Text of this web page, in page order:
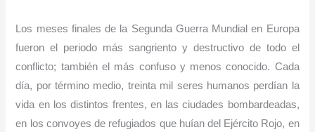
Los meses finales de la Segunda Guerra Mundial en Europa
fueron el periodo más sangriento y destructivo de todo el
conflicto; también el más confuso y menos conocido. Cada
día, por término medio, treinta mil seres humanos perdían la
vida en los distintos frentes, en las ciudades bombardeadas,
en los convoyes de refugiados que huían del Ejército Rojo, en